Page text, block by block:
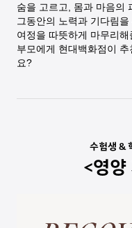
숨을 고르고, 몸과 마음의
그동안의 노력과 기다림
여정을 따뜻하게 마무리
부모에게 현대백화점이
요?
수험생 &
<영양